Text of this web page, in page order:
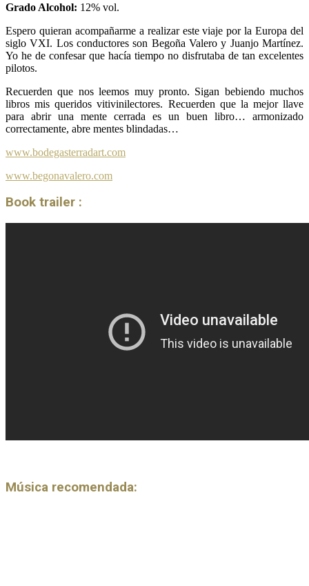
Grado Alcohol: 12% vol.
Espero quieran acompañarme a realizar este viaje por la Europa del
siglo VXI. Los conductores son Begoña Valero y Juanjo Martínez.
Yo he de confesar que hacía tiempo no disfrutaba de tan excelentes
pilotos.
Recuerden que nos leemos muy pronto. Sigan bebiendo muchos
libros mis queridos vitivinilectores. Recuerden que la mejor llave
para abrir una mente cerrada es un buen libro… armonizado
correctamente, abre mentes blindadas…
www.bodegasterradart.com
www.begonavalero.com
Book trailer :
Música recomendada: